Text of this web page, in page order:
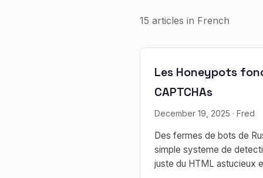
15 articles in French
Les Honeypots
CAPTCHAs
December 19, 2025 · Fred
Des fermes de bots de
simple systeme de
juste du HTML astucieux